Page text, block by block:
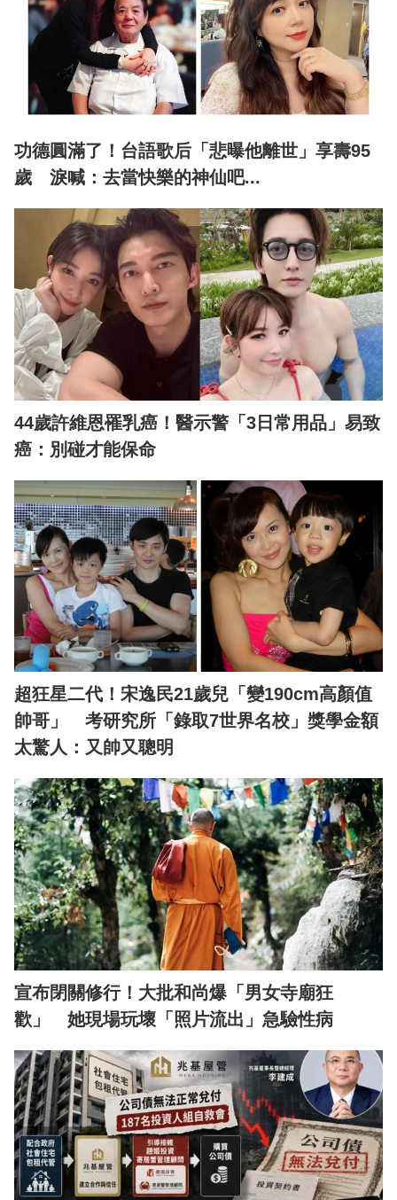
功德圓滿了！台語歌后「悲曝他離世」享壽95
歲 淚喊：去當快樂的神仙吧...
44歲許維恩罹乳癌！醫示警「3日常用品」易致
癌：別碰才能保命
超狂星二代！宋逸民21歲兒「變190cm高顏值
帥哥」 考研究所「錄取7世界名校」獎學金額
太驚人：又帥又聰明
宣布閉關修行！大批和尚爆「男女寺廟狂
歡」 她現場玩壞「照片流出」急驗性病